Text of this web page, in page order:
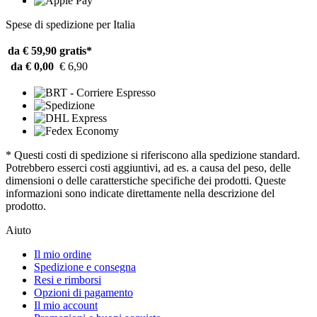
Spese di spedizione per Italia
da € 59,90 gratis*
da € 0,00 € 6,90
* Questi costi di spedizione si riferiscono alla spedizione standard.
Potrebbero esserci costi aggiuntivi, ad es. a causa del peso, delle
dimensioni o delle caratterstiche specifiche dei prodotti. Queste
informazioni sono indicate direttamente nella descrizione del
prodotto.
Aiuto
Il mio ordine
Spedizione e consegna
Resi e rimborsi
Opzioni di pagamento
Il mio account